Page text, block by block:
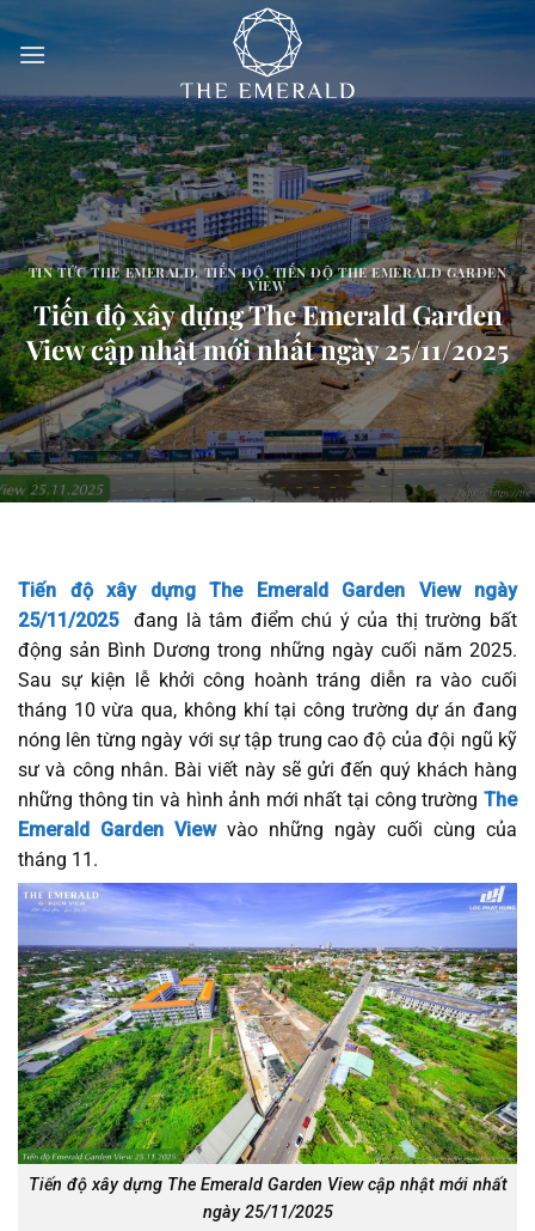
qua
dung
TIN TỨC THE EMERALD,TIẾN ĐỘ,TIẾN ĐỘ THE EMERALD GARDEN
VIEW
Tiến độ xây dựng The Emerald Garden
View cập nhật mới nhất ngày 25/11/2025
Tiến độ xây dựng The Emerald Garden View ngày
25/11/2025
đang là tâm điểm chú ý của thị trường bất
động sản Bình Dương trong những ngày cuối năm 2025.
Sau sự kiện lễ khởi công hoành tráng diễn ra vào cuối
tháng 10 vừa qua, không khí tại công trường dự án đang
nóng lên từng ngày với sự tập trung cao độ của đội ngũ kỹ
sư và công nhân. Bài viết này sẽ gửi đến quý khách hàng
những thông tin và hình ảnh mới nhất tại công trường The
Emerald Garden Viewvào những ngày cuối cùng của
tháng 11.
Tiến độ xây dựng The Emerald Garden View cập nhật mới nhất
ngày 25/11/2025